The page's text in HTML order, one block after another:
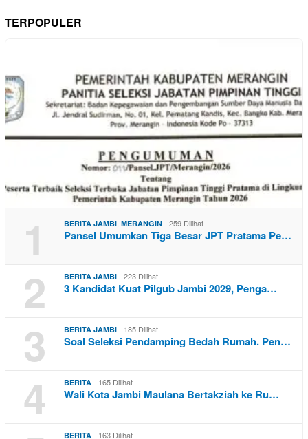
TERPOPULER
1 BERITA JAMBI MERANGIN 259 Dilihat
Pansel Umumkan Tiga Besar JPT Pratama Pe…
2 BERITA JAMBI 223 Dilihat
3 Kandidat Kuat Pilgub Jambi 2029, Penga…
3 BERITA JAMBI 185 Dilihat
Soal Seleksi Pendamping Bedah Rumah. Pen…
4 BERITA 165 Dilihat
Wali Kota Jambi Maulana Bertakziah ke Ru…
BERITA 163 Dilihat